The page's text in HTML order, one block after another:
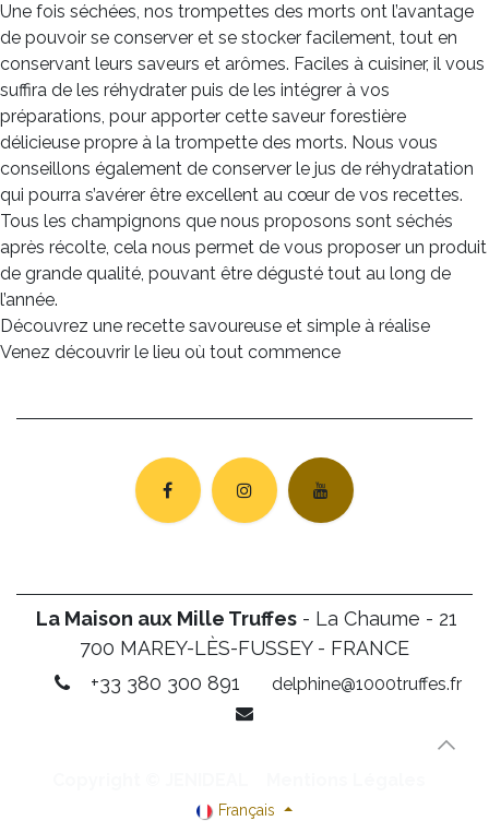
Une fois séchées, nos trompettes des morts ont l’avantage
de pouvoir se conserver et se stocker facilement, tout en
conservant leurs saveurs et arômes. Faciles à cuisiner, il vous
suffira de les réhydrater puis de les intégrer à vos
préparations, pour apporter cette saveur forestière
délicieuse propre à la trompette des morts. Nous vous
conseillons également de conserver le jus de réhydratation
qui pourra s’avérer être excellent au cœur de vos recettes.
Tous les champignons que nous proposons sont séchés
après récolte, cela nous permet de vous proposer un produit
de grande qualité, pouvant être dégusté tout au long de
l’année.
Découvrez une recette savoureuse et simple à réalise
Venez découvrir le lieu où tout commence
La Maison aux Mille Truffes - La Chaume - 21
700 MAREY-LÈS-FUSSEY - FRANCE
+33 380 300 891
delphine@1000truffes.fr
Français